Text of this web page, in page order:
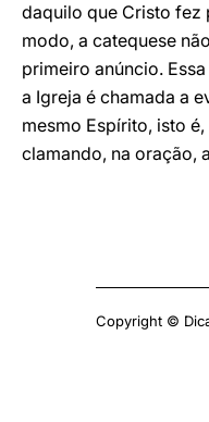
daquilo que Cristo fez
modo, a catequese
primeiro anúncio.
a Igreja é chamada a
mesmo Espírito, isto
clamando, na oração,
Copyright ©